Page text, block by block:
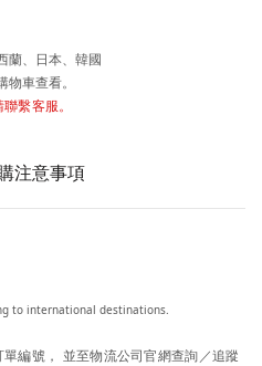
蘭、日本、韓國
車查看。
繫客服。
注意事項
to international destinations.
編號， 並至物流公司官網查詢／追蹤